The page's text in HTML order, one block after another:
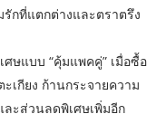
รักที่แตกต่างและตราตรึง
ษแบบ “คุ้มแพคคู่” เมื่อซื้อ
เกียง ก้านกระจายความ
ะส่วนลดพิเศษเพิ่มอีก